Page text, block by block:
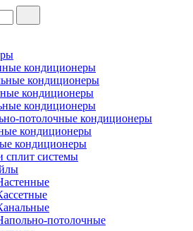
кондиционеры
кондиционеры
кондиционеры
кондиционеры
потолочные кондиционеры
кондиционеры
кондиционеры
сплит системы
потолочные